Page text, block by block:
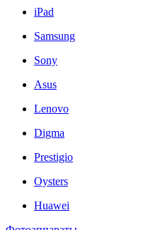
iPad
Samsung
Sony
Asus
Lenovo
Digma
Prestigio
Oysters
Huawei